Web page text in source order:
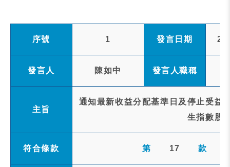
序號 1 發言日期
發言人 陳如中 發言人職稱
主旨
通知最新收益分配基準日及停止受益
生指數股
符合條款 第 17 款